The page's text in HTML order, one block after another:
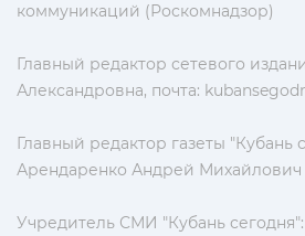
коммуникаций (Роскомнадзор)
Главный редактор сетевого
Александровна, почта:
Главный редактор газеты "Кубань
Арендаренко Андрей Михайлович
Учредитель СМИ "Кубань